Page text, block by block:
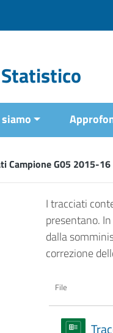
Campione G05 2015-
I tracciati
presentano.
dalla
correzione
File